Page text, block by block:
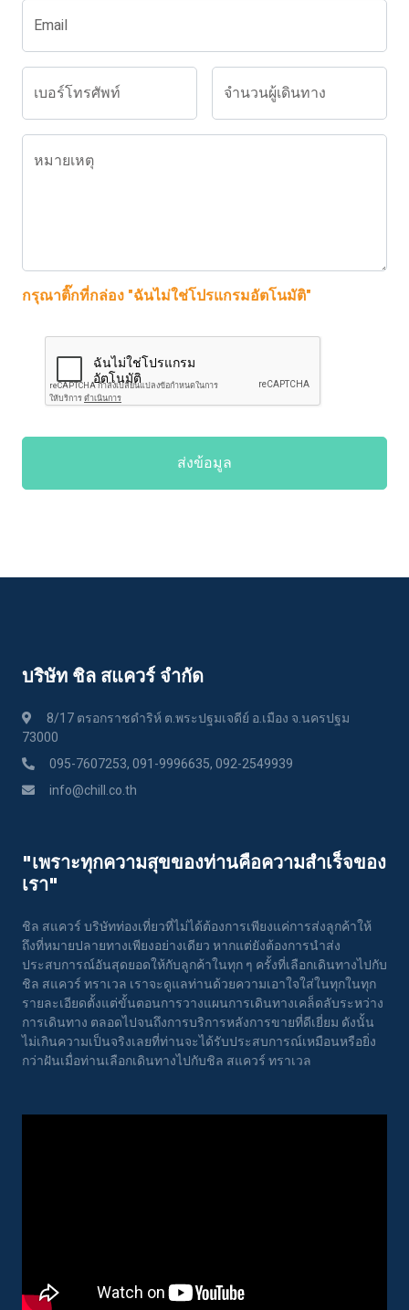
Email
เบอร์โทรศัพท์ จำนวนผู้เดินทาง
หมายเหตุ
กรุณาติ๊กที่กล่อง "ฉันไม่ใช่โปรแกรมอัตโนมัติ"
ส่งข้อมูล
บริษัท ชิล สแควร์ จำกัด
8/17 ตรอกราชดำริห์ ต.พระปฐมเจดีย์ อ.เมือง จ.นครปฐม
73000
095-7607253, 091-9996635, 092-2549939
info@chill.co.th
"เพราะทุกความสุขของท่านคือความสําเร็จของ
เรา"
ชิล สแควร์ บริษัทท่องเที่ยวที่ไม่ได้ต้องการเพียงแค่การส่งลูกค้าให้
ถึงที่หมายปลายทางเพียงอย่างเดียว หากแต่ยังต้องการนำส่ง
ประสบการณ์อันสุดยอดให้กับลูกค้าในทุก ๆ ครั้งที่เลือกเดินทางไปกับ
ชิล สแควร์ ทราเวล เราจะดูแลท่านด้วยความเอาใจใส่ในทุกในทุก
รายละเอียดตั้งแต่ขั้นตอนการวางแผนการเดินทางเคล็ดลับระหว่าง
การเดินทาง ตลอดไปจนถึงการบริการหลังการขายที่ดีเยี่ยม ดังนั้น
ไม่เกินความเป็นจริงเลยที่ท่านจะได้รับประสบการณ์เหมือนหรือยิ่ง
กว่าฝันเมื่อท่านเลือกเดินทางไปกับชิล สแควร์ ทราเวล